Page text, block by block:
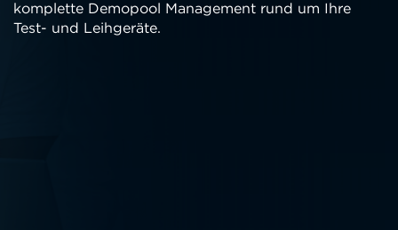
komplette Demopool Management rund um Ihre
Test- und Leihgeräte.